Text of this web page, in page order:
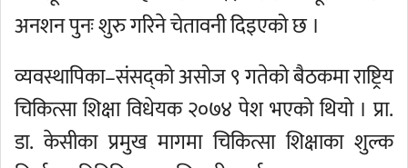
अनशन पुनः शुरु गरिने चेतावनी दिइएको छ ।
व्यवस्थापिका–संसद्को असोज ९ गतेको बैठकमा राष्ट्रिय
चिकित्सा शिक्षा विधेयक २०७४ पेश भएको थियो । प्रा.
डा. केसीका प्रमुख मागमा चिकित्सा शिक्षाका शुल्क